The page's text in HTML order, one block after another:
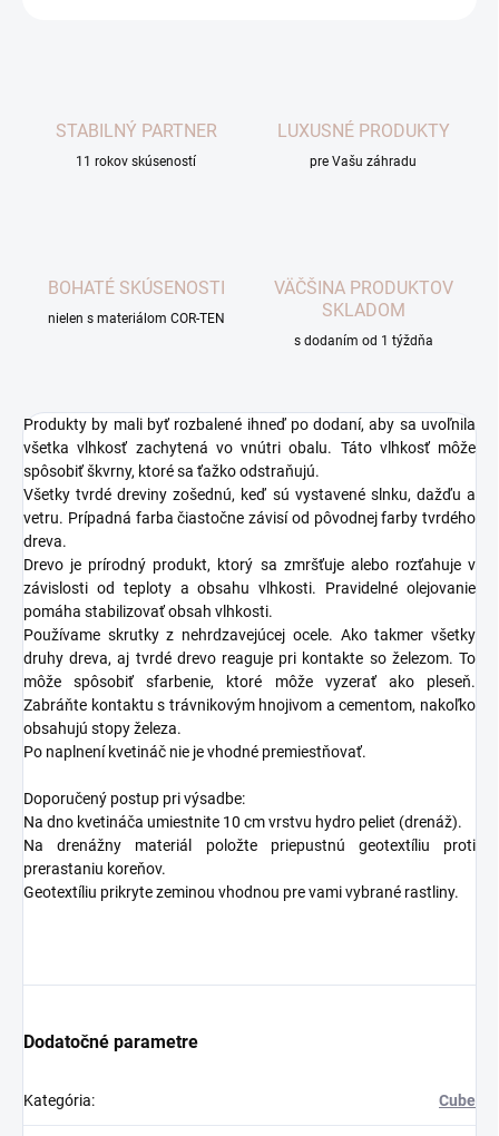
STABILNÝ PARTNER
11 rokov skúseností
LUXUSNÉ PRODUKTY
pre Vašu záhradu
BOHATÉ SKÚSENOSTI
nielen s materiálom COR-TEN
VÄČŠINA PRODUKTOV
SKLADOM
s dodaním od 1 týždňa
Produkty by mali byť rozbalené ihneď po dodaní, aby sa uvoľnila
všetka vlhkosť zachytená vo vnútri obalu. Táto vlhkosť môže
spôsobiť škvrny, ktoré sa ťažko odstraňujú.
Všetky tvrdé dreviny zošednú, keď sú vystavené slnku, dažďu a
vetru. Prípadná farba čiastočne závisí od pôvodnej farby tvrdého
dreva.
Drevo je prírodný produkt, ktorý sa zmršťuje alebo rozťahuje v
závislosti od teploty a obsahu vlhkosti. Pravidelné olejovanie
pomáha stabilizovať obsah vlhkosti.
Používame skrutky z nehrdzavejúcej ocele. Ako takmer všetky
druhy dreva, aj tvrdé drevo reaguje pri kontakte so železom. To
môže spôsobiť sfarbenie, ktoré môže vyzerať ako pleseň.
Zabráňte kontaktu s trávnikovým hnojivom a cementom, nakoľko
obsahujú stopy železa.
Po naplnení kvetináč nie je vhodné premiestňovať.
Doporučený postup pri výsadbe:
Na dno kvetináča umiestnite 10 cm vrstvu hydro peliet (drenáž).
Na drenážny materiál položte priepustnú geotextíliu proti
prerastaniu koreňov.
Geotextíliu prikryte zeminou vhodnou pre vami vybrané rastliny.
Dodatočné parametre
Kategória: Cube